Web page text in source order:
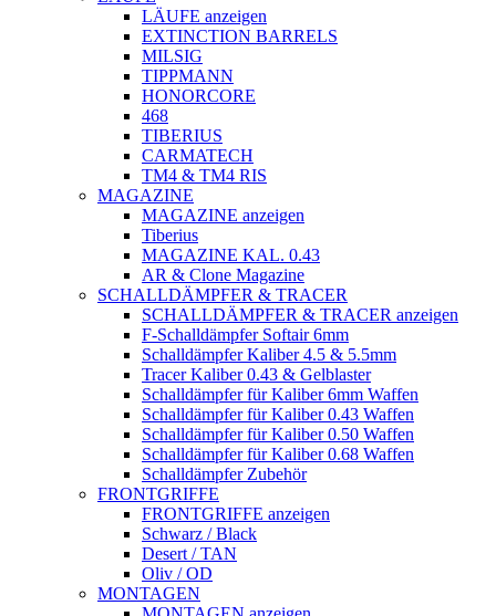
LÄUFE anzeigen
EXTINCTION BARRELS
MILSIG
TIPPMANN
HONORCORE
468
TIBERIUS
CARMATECH
TM4 & TM4 RIS
MAGAZINE
MAGAZINE anzeigen
Tiberius
MAGAZINE KAL. 0.43
AR & Clone Magazine
SCHALLDÄMPFER & TRACER
SCHALLDÄMPFER & TRACER anzeigen
F-Schalldämpfer Softair 6mm
Schalldämpfer Kaliber 4.5 & 5.5mm
Tracer Kaliber 0.43 & Gelblaster
Schalldämpfer für Kaliber 6mm Waffen
Schalldämpfer für Kaliber 0.43 Waffen
Schalldämpfer für Kaliber 0.50 Waffen
Schalldämpfer für Kaliber 0.68 Waffen
Schalldämpfer Zubehör
FRONTGRIFFE
FRONTGRIFFE anzeigen
Schwarz / Black
Desert / TAN
Oliv / OD
MONTAGEN